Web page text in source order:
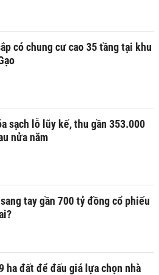
có chung cư cao 35 tầng tại khu
sạch lỗ lũy kế, thu gần 353.000
nửa năm
tay gần 700 tỷ đồng cổ phiếu
ha đất để đấu giá lựa chọn nhà